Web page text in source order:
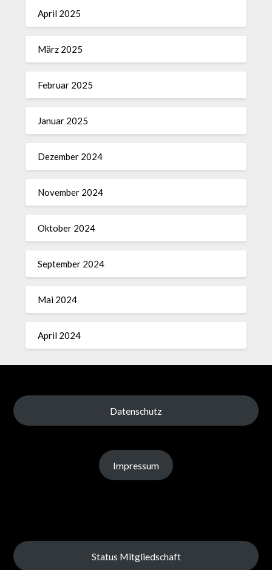
April 2025
März 2025
Februar 2025
Januar 2025
Dezember 2024
November 2024
Oktober 2024
September 2024
Mai 2024
April 2024
Datenschutz
Impressum
Status Mitgliedschaft